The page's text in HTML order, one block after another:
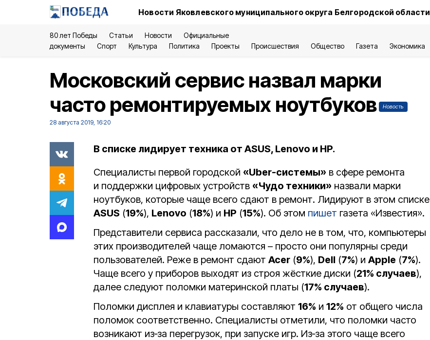
Новости Яковлевского муниципального округа Белгородской области
80 лет Победы Статьи Новости
Официальные
документы
Спорт Культура Политика Проекты Происшествия Общество Газета Экономика
Московский сервис назвал марки
часто ремонтируемых ноутбуков
Новость
28 августа 2019, 16:20
В списке лидирует техника от ASUS, Lenovo и HP.
Специалисты первой городской «Uber-системы» в сфере ремонта
и поддержки цифровых устройств «Чудо техники» назвали марки
ноутбуков, которые чаще всего сдают в ремонт. Лидируют в этом списке
ASUS (19%), Lenovo (18%) и HP (15%). Об этом пишет газета «Известия».
Представители сервиса рассказали, что дело не в том, что, компьютеры
этих производителей чаще ломаются – просто они популярны среди
пользователей. Реже в ремонт сдают Acer (9%), Dell (7%) и Apple (7%).
Чаще всего у приборов выходят из строя жёсткие диски (21% случаев),
далее следуют поломки материнской платы (17% случаев).
Поломки дисплея и клавиатуры составляют 16% и 12% от общего числа
поломок соответственно. Специалисты отметили, что поломки часто
возникают из‑за перегрузок, при запуске игр. Из‑за этого чаще всего